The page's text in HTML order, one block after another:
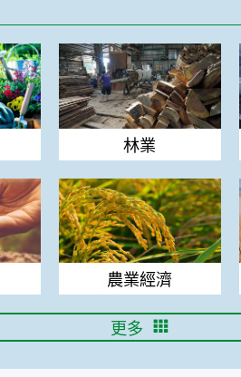
林業
林業
農業經濟
農業經濟
更多